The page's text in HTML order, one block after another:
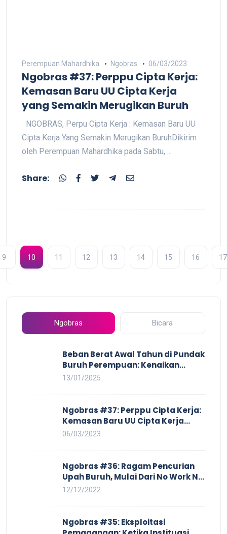
Perempuan Mahardhika Ngobras 06/03/2023
Ngobras #37: Perppu Cipta Kerja:
Kemasan Baru UU Cipta Kerja
yang Semakin Merugikan Buruh
NGOBRAS, Perpu Cipta Kerja : Kemasan Baru UU
Cipta Kerja Yang Semakin Merugikan BuruhDikirim
oleh Perempuan Mahardhika pada Sabtu, ...
Share:
9 10 11 12 13 14 15 16 17
Ngobras Bicara
Beban Berat Awal Tahun di Pundak
Buruh Perempuan: Kenaikan
Harga yang Mencekik, Ancaman
13/01/2025
Ngobras #37: Perppu Cipta Kerja:
Kemasan Baru UU Cipta Kerja
yang Semakin Merugikan Buruh
06/03/2023
Ngobras #36: Ragam Pencurian
Upah Buruh, Mulai Dari No Work No
Pay Hingga Skorsing
12/12/2022
Ngobras #35: Eksploitasi